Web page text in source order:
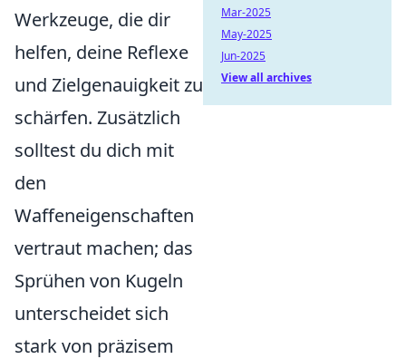
Werkzeuge, die dir
helfen, deine Reflexe
und Zielgenauigkeit zu
schärfen. Zusätzlich
solltest du dich mit
den
Waffeneigenschaften
vertraut machen; das
Sprühen von Kugeln
unterscheidet sich
stark von präzisem
Mar-2025
May-2025
Jun-2025
View all archives